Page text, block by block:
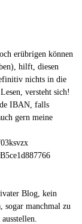
erübrigen können
hilft, diesen
nichts in die
versteht sich!
IBAN, falls
gern meine
Blog, kein
sogar manchmal zu